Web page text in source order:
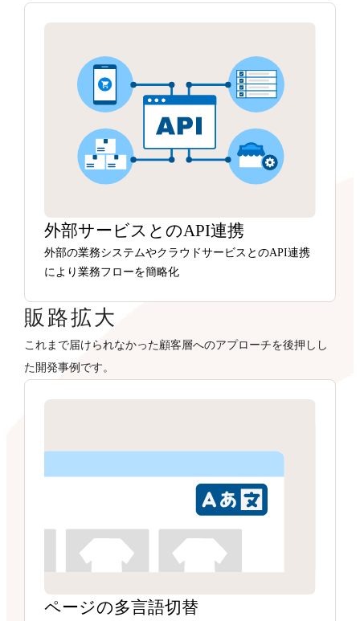
外部サービスとのAPI連携
外部の業務システムやクラウドサービスとのAPI連携
により業務フローを簡略化
販路拡大
これまで届けられなかった顧客層へのアプローチを後押しし
た開発事例です。
ページの多言語切替